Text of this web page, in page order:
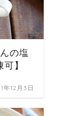
の塩
】
年12月3日